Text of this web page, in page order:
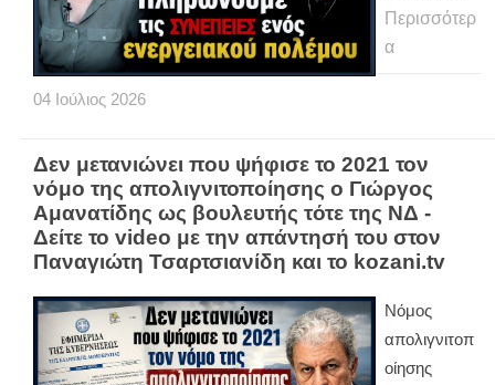
Περισσότερ
α
04 Ιούλιος 2026
Δεν μετανιώνει που ψήφισε το 2021 τον
νόμο της απολιγνιτοποίησης ο Γιώργος
Αμανατίδης ως βουλευτής τότε της ΝΔ -
Δείτε το video με την απάντησή του στον
Παναγιώτη Τσαρτσιανίδη και το kozani.tv
Νόμος
απολιγνιτοπ
οίησης